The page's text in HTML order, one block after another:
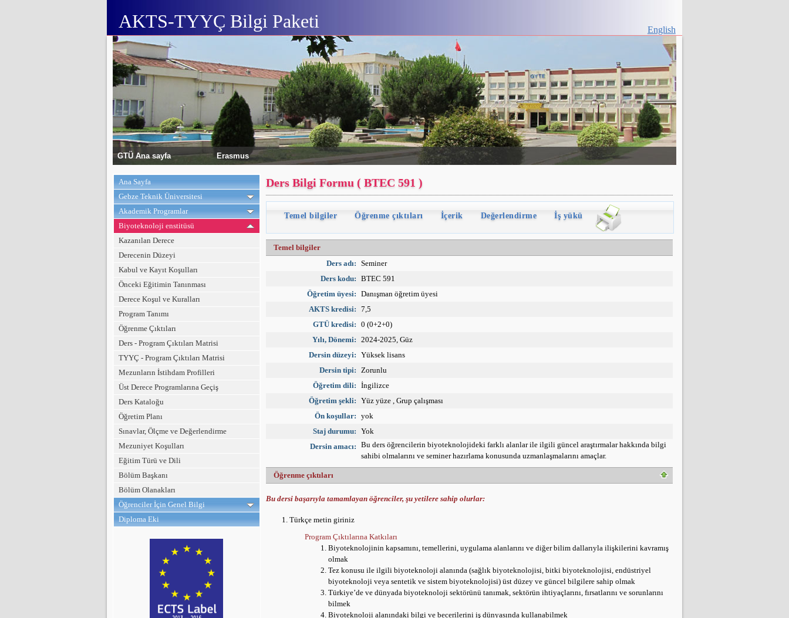
AKTS-TYYÇ Bilgi Paketi English
GTÜ Ana sayfa Erasmus
Ana Sayfa
Gebze Teknik Üniversitesi
Akademik Programlar
Biyoteknoloji enstitüsü
Kazanılan Derece
Derecenin Düzeyi
Kabul ve Kayıt Koşulları
Önceki Eğitimin Tanınması
Derece Koşul ve Kuralları
Program Tanımı
Öğrenme Çıktıları
Ders - Program Çıktıları Matrisi
TYYÇ - Program Çıktıları Matrisi
Mezunların İstihdam Profilleri
Üst Derece Programlarına Geçiş
Ders Kataloğu
Öğretim Planı
Sınavlar, Ölçme ve Değerlendirme
Mezuniyet Koşulları
Eğitim Türü ve Dili
Bölüm Başkanı
Bölüm Olanakları
Öğrenciler İçin Genel Bilgi
Diploma Eki
Ders Bilgi Formu ( BTEC 591 )
Temel bilgiler Öğrenme çıktıları İçerik Değerlendirme İş yükü
Temel bilgiler
Ders adı: Seminer
Ders kodu: BTEC 591
Öğretim üyesi: Danışman öğretim üyesi
AKTS kredisi: 7,5
GTÜ kredisi: 0 (0+2+0)
Yılı, Dönemi: 2024-2025, Güz
Dersin düzeyi: Yüksek lisans
Dersin tipi:
Zorunlu
Öğretim dili: İngilizce
Öğretim şekli: Yüz yüze , Grup çalışması
Ön koşullar: yok
Staj durumu: Yok
Dersin amacı: Bu ders öğrencilerin biyoteknolojideki farklı alanlar ile ilgili güncel araştırmalar hakkında bilgi
sahibi olmalarını ve seminer hazırlama konusunda uzmanlaşmalarını amaçlar.
Öğrenme çıktıları
Bu dersi başarıyla tamamlayan öğrenciler, şu yetilere sahip olurlar:
Türkçe metin giriniz
Program Çıktılarına Katkıları
Biyoteknolojinin kapsamını, temellerini, uygulama alanlarını ve diğer bilim dallarıyla ilişkilerini kavramış
olmak
Tez konusu ile ilgili biyoteknoloji alanında (sağlık biyoteknolojisi, bitki biyoteknolojisi, endüstriyel
biyoteknoloji veya sentetik ve sistem biyoteknolojisi) üst düzey ve güncel bilgilere sahip olmak
Türkiye’de ve dünyada biyoteknoloji sektörünü tanımak, sektörün ihtiyaçlarını, fırsatlarını ve sorunlarını
bilmek
Biyoteknoloji alanındaki bilgi ve becerilerini iş dünyasında kullanabilmek